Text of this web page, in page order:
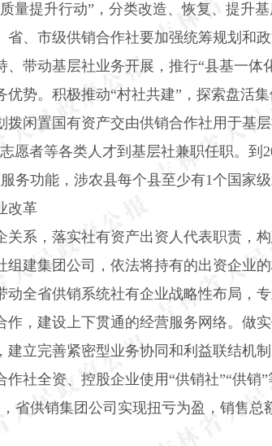
量提升行动”，分类改造、恢复、提升
、市级供销合作社要加强统筹规划和
带动基层社业务开展，推行“县基一
势。积极推动“村社共建”，探索盘活
闲置国有资产交由供销合作社用于基
愿者等各类人才到基层社兼职任职。到
务功能，涉农县每个县至少有1个国家级
改革
关系，落实社有资产出资人代表职责，
组建集团公司，依法将持有的出资企业
动全省供销系统社有企业战略性布局，
，建设上下贯通的经营服务网络。做
建立完善紧密型业务协同和利益联结机
社全资、控股企业使用“供销社”“供销
省供销集团公司实现扭亏为盈，销售总